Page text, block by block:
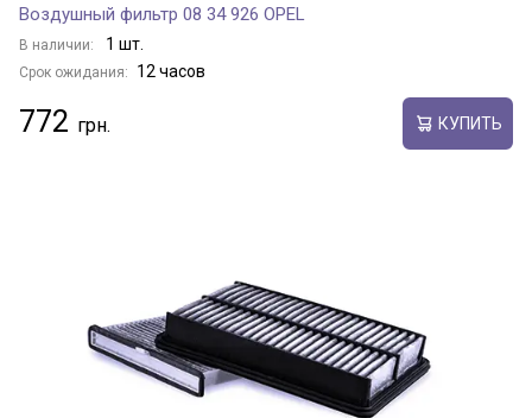
Воздушный фильтр 08 34 926 OPEL
В наличии: 1 шт.
Срок ожидания: 12 часов
772 КУПИТЬ